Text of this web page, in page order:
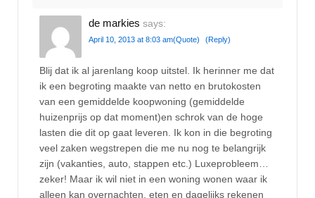
de markies says:
April 10, 2013 at 8:03 am(Quote) (Reply)
Blij dat ik al jarenlang koop uitstel. Ik herinner me dat
ik een begroting maakte van netto en brutokosten
van een gemiddelde koopwoning (gemiddelde
huizenprijs op dat moment)en schrok van de hoge
lasten die dit op gaat leveren. Ik kon in die begroting
veel zaken wegstrepen die me nu nog te belangrijk
zijn (vakanties, auto, stappen etc.) Luxeprobleem…
zeker! Maar ik wil niet in een woning wonen waar ik
alleen kan overnachten, eten en dagelijks rekenen